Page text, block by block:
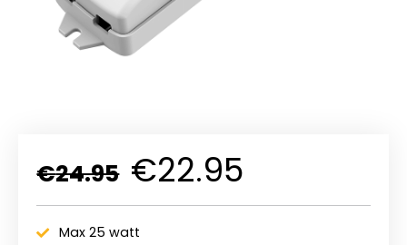
€24.95 Oorspronkelijke
prijs
was:
€24.95.
€22.95
is:
€22.95.
Max 25 watt